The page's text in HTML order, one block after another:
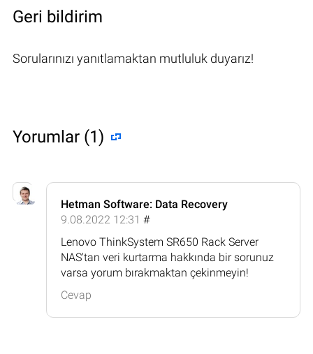
Geri bildirim
Sorularınızı yanıtlamaktan mutluluk duyarız!
Yorumlar (1)
Hetman Software: Data Recovery
9.08.2022 12:31 #
Lenovo ThinkSystem SR650 Rack Server
NAS'tan veri kurtarma hakkında bir sorunuz
varsa yorum bırakmaktan çekinmeyin!
Cevap